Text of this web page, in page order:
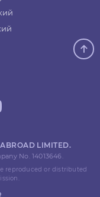
LIMITED.
No. 14013646.
reproduced or distributed